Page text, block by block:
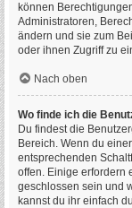
können
Administratoren,
ändern und sie zum
oder ihnen Zugriff zu
Nach oben
Wo finde ich die
Du findest die
Bereich. Wenn du
entsprechenden
offen. Einige erfordern
geschlossen sein und
kannst du ihr einfach